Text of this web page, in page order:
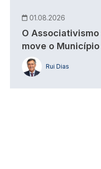
01.08.2026
O
move o Município
Rui Dias